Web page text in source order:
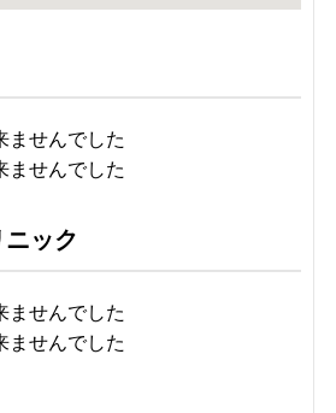
ませんでした
ませんでした
ック
ませんでした
ませんでした